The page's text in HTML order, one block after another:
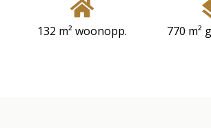
132 m² woonopp. 770 m²